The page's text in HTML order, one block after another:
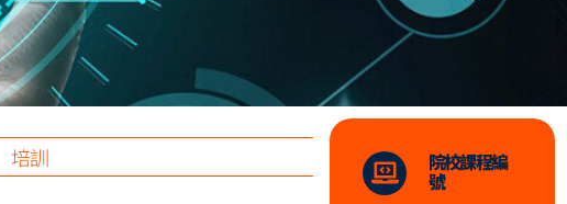
培訓 院校課程編
號